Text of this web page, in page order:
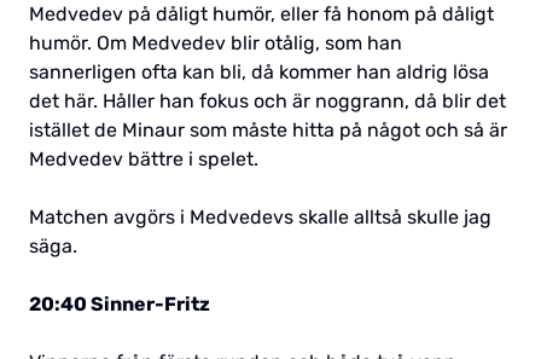
Medvedev på dåligt humör, eller få honom på dåligt
humör. Om Medvedev blir otålig, som han
sannerligen ofta kan bli, då kommer han aldrig lösa
det här. Håller han fokus och är noggrann, då blir det
istället de Minaur som måste hitta på något och så är
Medvedev bättre i spelet.
Matchen avgörs i Medvedevs skalle alltså skulle jag
säga.
20:40 Sinner-Fritz